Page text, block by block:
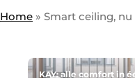
Home » Smart ceiling,
KAY: alle comfort in